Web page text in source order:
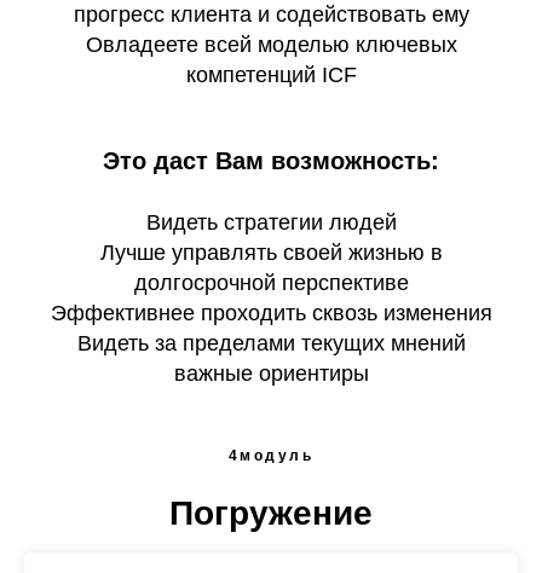
прогресс клиента и содействовать ему
Овладеете всей моделью ключевых
компетенций ICF
Это даст Вам возможность:
Видеть стратегии людей
Лучше управлять своей жизнью в
долгосрочной перспективе
Эффективнее проходить сквозь изменения
Видеть за пределами текущих мнений
важные ориентиры
4модуль
Погружение